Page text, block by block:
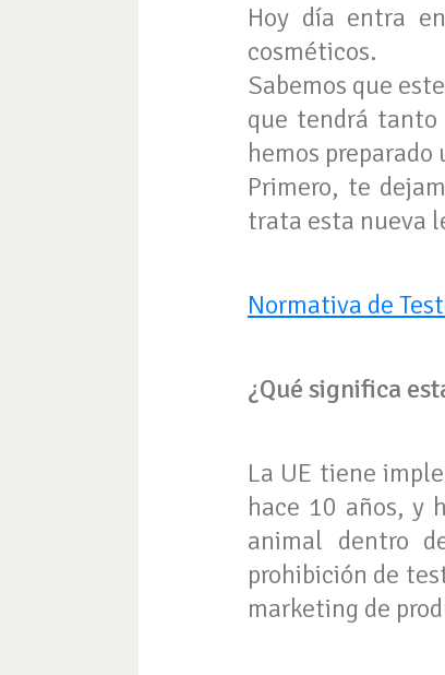
Hoy día entra
cosméticos.
Sabemos que
que tendrá tanto
hemos
Primero, te
trata esta nueva
Normativa de
¿Qué significa
La UE tiene
hace 10 años, y
animal dentro
prohibición de
marketing de